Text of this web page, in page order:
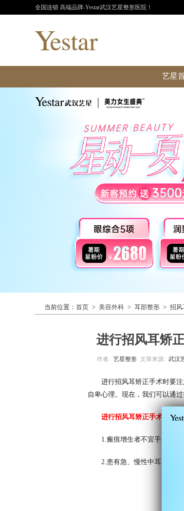
全国连锁 高端品牌-Yestar武汉艺星整形医院！
艺星
当前位置： 首页 > 美容外科 > 耳部整形 > 招风
进行招风耳矫
作者: 艺星整形 文章来源: 武汉
进行招风耳矫正手术时要
自卑心理。现在，我们可以通
进行招风耳矫正手术时要
1.瘢痕增生者不宜手术。
2.患有急、慢性中耳炎者不